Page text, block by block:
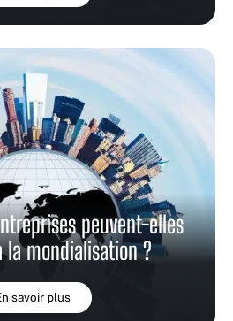
peuvent-elles
la mondialisation ?
savoir plus